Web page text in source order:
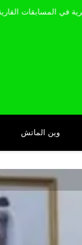
وين الماتش